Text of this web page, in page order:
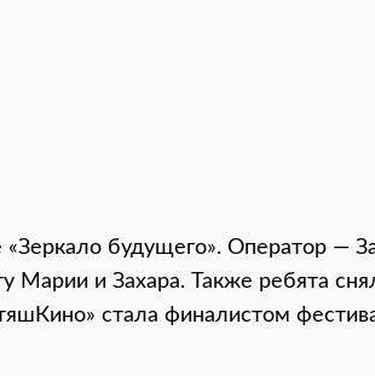
будущего». Оператор —
Марии и Захара. Также ребята
стала финалистом